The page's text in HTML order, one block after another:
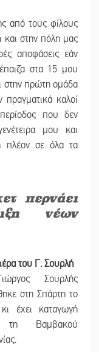
από τους φίλους
και στην πόλη μας
αποφάσεις εάν
στα 15 μου
στην πρώτη ομάδα
πραγματικά καλοί
που δεν
μου και
πλέον σε όλα τα
περνάει
νέων
του Γ. Σουρλή
Σουρλής
στη Σπάρτη το
έχει καταγωγή
Βαμβακού